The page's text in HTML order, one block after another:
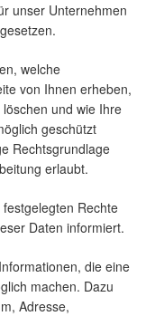
unser Unternehmen
welche
von Ihnen erheben,
und wie Ihre
geschützt
Rechtsgrundlage
erlaubt.
Rechte
Daten informiert.
die eine
machen. Dazu
Adresse,